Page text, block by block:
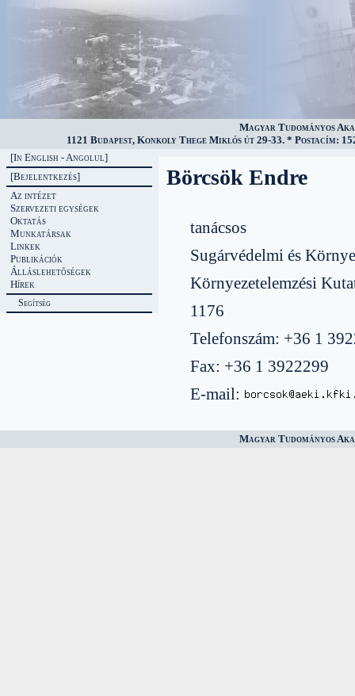
Magyar Tudományos
1121 Budapest, Konkoly Thege Miklós út 29-33. * Postacím:
[In English - Angolul]
[Bejelentkezés]
Az intézet
Szervezeti egységek
Oktatás
Munkatársak
Linkek
Publikációk
Álláslehetõségek
Hírek
Segítség
Börcsök Endre
tanácsos
Sugárvédelmi és
Környezetelemzési
1176
Telefonszám: +36 1
Fax: +36 1 3922299
E-mail:
Magyar Tudományos